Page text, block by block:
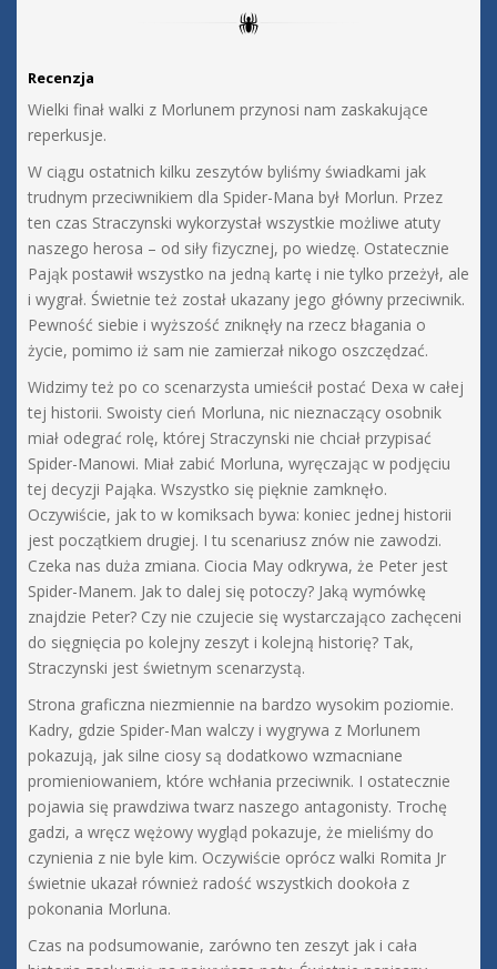
Recenzja
Wielki finał walki z Morlunem przynosi nam zaskakujące
reperkusje.
W ciągu ostatnich kilku zeszytów byliśmy świadkami jak
trudnym przeciwnikiem dla Spider-Mana był Morlun. Przez
ten czas Straczynski wykorzystał wszystkie możliwe atuty
naszego herosa – od siły fizycznej, po wiedzę. Ostatecznie
Pająk postawił wszystko na jedną kartę i nie tylko przeżył, ale
i wygrał. Świetnie też został ukazany jego główny przeciwnik.
Pewność siebie i wyższość zniknęły na rzecz błagania o
życie, pomimo iż sam nie zamierzał nikogo oszczędzać.
Widzimy też po co scenarzysta umieścił postać Dexa w całej
tej historii. Swoisty cień Morluna, nic nieznaczący osobnik
miał odegrać rolę, której Straczynski nie chciał przypisać
Spider-Manowi. Miał zabić Morluna, wyręczając w podjęciu
tej decyzji Pająka. Wszystko się pięknie zamknęło.
Oczywiście, jak to w komiksach bywa: koniec jednej historii
jest początkiem drugiej. I tu scenariusz znów nie zawodzi.
Czeka nas duża zmiana. Ciocia May odkrywa, że Peter jest
Spider-Manem. Jak to dalej się potoczy? Jaką wymówkę
znajdzie Peter? Czy nie czujecie się wystarczająco zachęceni
do sięgnięcia po kolejny zeszyt i kolejną historię? Tak,
Straczynski jest świetnym scenarzystą.
Strona graficzna niezmiennie na bardzo wysokim poziomie.
Kadry, gdzie Spider-Man walczy i wygrywa z Morlunem
pokazują, jak silne ciosy są dodatkowo wzmacniane
promieniowaniem, które wchłania przeciwnik. I ostatecznie
pojawia się prawdziwa twarz naszego antagonisty. Trochę
gadzi, a wręcz wężowy wygląd pokazuje, że mieliśmy do
czynienia z nie byle kim. Oczywiście oprócz walki Romita Jr
świetnie ukazał również radość wszystkich dookoła z
pokonania Morluna.
Czas na podsumowanie, zarówno ten zeszyt jak i cała